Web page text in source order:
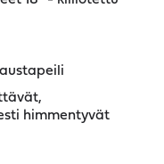
himmentyvät